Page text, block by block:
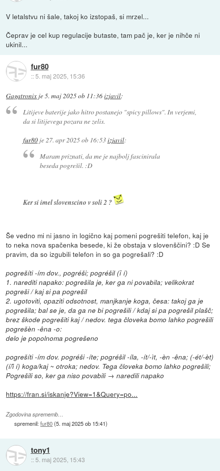
V letalstvu ni šale, takoj ko izstopaš, si mrzel...
Čeprav je cel kup regulacije butaste, tam pač je, ker je nihče ni
ukinil...
fur80
::5. maj 2025, 15:36
Gagatronix je5. maj 2025 ob 11:36izjavil:
Litijeve baterije jako hitro postanejo "spicy pillows". In verjemi,
da si litijevega pozara ne zelis.
fur80je27. apr 2025 ob 16:53izjavil:
Maram priznati, da me je najbolj fascinirala
beseda pogrešil. :D
Ker si imel slovenscino v soli 2 ?
Še vedno mi ni jasno in logično kaj pomeni pogrešiti telefon, kaj je
to neka nova spačenka besede, ki že obstaja v slovenščini? :D Se
pravim, da so izgubili telefon in so ga pogrešali? :D
pogrešíti -ím dov., pogréši; pogréšil (ī í)
1. narediti napako: pogrešila je, ker ga ni povabila; velikokrat
pogreši / kaj si pa pogrešil
2. ugotoviti, opaziti odsotnost, manjkanje koga, česa: takoj ga je
pogrešila; bal se je, da ga ne bi pogrešili / kdaj si pa pogrešil plašč;
brez škode pogrešiti kaj / nedov. tega človeka bomo lahko pogrešili
pogrešèn -êna -o:
delo je popolnoma pogrešeno
pogrešíti -ím dov. pogréši -íte; pogréšil -íla, -ít/-ìt, -èn -êna; (-ét/-èt)
(í/ȋ í) koga/kaj ~ otroka; nedov. Tega človeka bomo lahko pogrešili;
Pogrešili so, ker ga niso povabili → naredili napako
https://fran.si/iskanje?View=1&Query=po...
Zgodovina sprememb…
spremenil:fur80(5. maj 2025 ob 15:41)
tony1
:: 5. maj 2025, 15:43